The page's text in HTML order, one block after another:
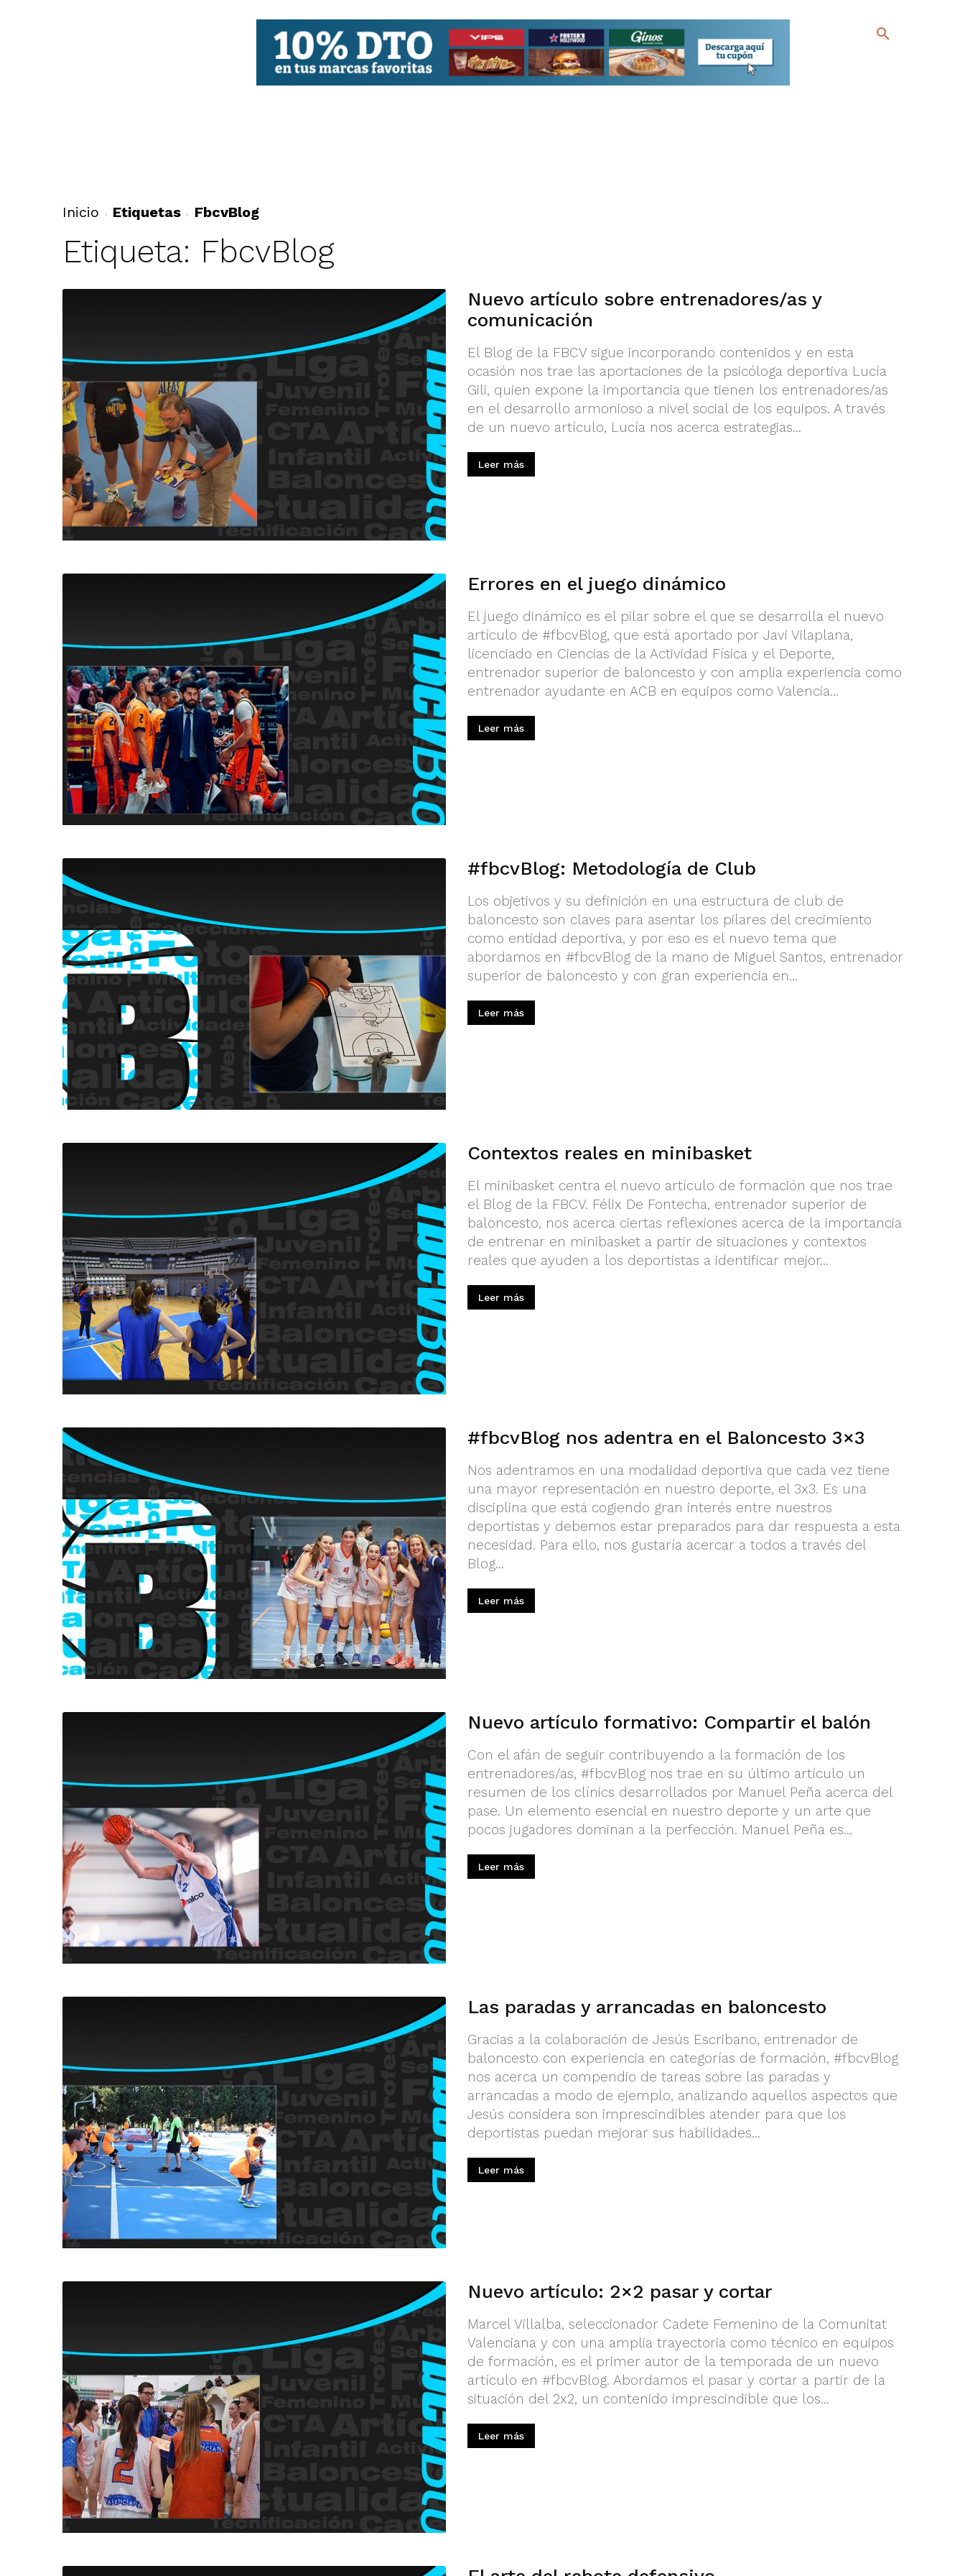
Inicio Etiquetas FbcvBlog
Etiqueta: FbcvBlog
Nuevo artículo sobre entrenadores/as y
comunicación
El Blog de la FBCV sigue incorporando contenidos y en esta
ocasión nos trae las aportaciones de la psicóloga deportiva Lucía
Gili, quien expone la importancia que tienen los entrenadores/as
en el desarrollo armonioso a nivel social de los equipos. A través
de un nuevo artículo, Lucía nos acerca estrategias...
Leer más
Errores en el juego dinámico
El juego dinámico es el pilar sobre el que se desarrolla el nuevo
artículo de #fbcvBlog, que está aportado por Javi Vilaplana,
licenciado en Ciencias de la Actividad Física y el Deporte,
entrenador superior de baloncesto y con amplia experiencia como
entrenador ayudante en ACB en equipos como Valencia...
Leer más
#fbcvBlog: Metodología de Club
Los objetivos y su definición en una estructura de club de
baloncesto son claves para asentar los pilares del crecimiento
como entidad deportiva, y por eso es el nuevo tema que
abordamos en #fbcvBlog de la mano de Miguel Santos, entrenador
superior de baloncesto y con gran experiencia en...
Leer más
Contextos reales en minibasket
El minibasket centra el nuevo artículo de formación que nos trae
el Blog de la FBCV. Félix De Fontecha, entrenador superior de
baloncesto, nos acerca ciertas reflexiones acerca de la importancia
de entrenar en minibasket a partir de situaciones y contextos
reales que ayuden a los deportistas a identificar mejor...
Leer más
#fbcvBlog nos adentra en el Baloncesto 3×3
Nos adentramos en una modalidad deportiva que cada vez tiene
una mayor representación en nuestro deporte, el 3x3. Es una
disciplina que está cogiendo gran interés entre nuestros
deportistas y debemos estar preparados para dar respuesta a esta
necesidad. Para ello, nos gustaría acercar a todos a través del
Blog...
Leer más
Nuevo artículo formativo: Compartir el balón
Con el afán de seguir contribuyendo a la formación de los
entrenadores/as, #fbcvBlog nos trae en su último artículo un
resumen de los clínics desarrollados por Manuel Peña acerca del
pase. Un elemento esencial en nuestro deporte y un arte que
pocos jugadores dominan a la perfección. Manuel Peña es...
Leer más
Las paradas y arrancadas en baloncesto
Gracias a la colaboración de Jesús Escribano, entrenador de
baloncesto con experiencia en categorías de formación, #fbcvBlog
nos acerca un compendio de tareas sobre las paradas y
arrancadas a modo de ejemplo, analizando aquellos aspectos que
Jesús considera son imprescindibles atender para que los
deportistas puedan mejorar sus habilidades...
Leer más
Nuevo artículo: 2×2 pasar y cortar
Marcel Villalba, seleccionador Cadete Femenino de la Comunitat
Valenciana y con una amplia trayectoria como técnico en equipos
de formación, es el primer autor de la temporada de un nuevo
artículo en #fbcvBlog. Abordamos el pasar y cortar a partir de la
situación del 2x2, un contenido imprescindible que los...
Leer más